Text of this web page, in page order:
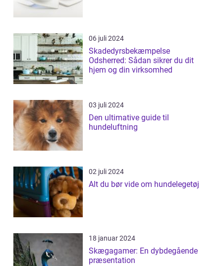
06 juli 2024
Skadedyrsbekæmpelse
Odsherred: Sådan sikrer du dit
hjem og din virksomhed
03 juli 2024
Den ultimative guide til
hundeluftning
02 juli 2024
Alt du bør vide om hundelegetøj
18 januar 2024
Skægagamer: En dybdegående
præsentation